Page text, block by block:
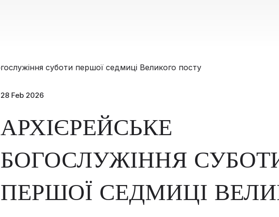
28 Feb 2026
АРХІЄРЕЙСЬКЕ
БОГОСЛУЖІННЯ
ПЕРШОЇ СЕДМИЦІ